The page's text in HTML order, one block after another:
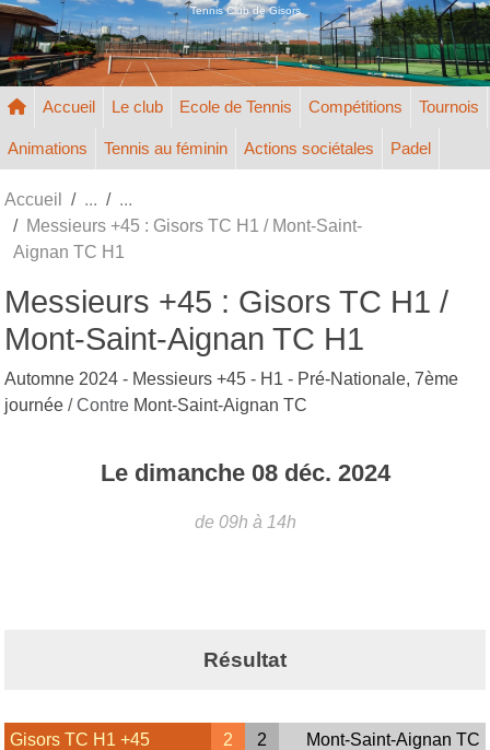
Tennis Club de Gisors
Accueil Le club Ecole de Tennis Compétitions Tournois
Animations Tennis au féminin Actions sociétales Padel
Accueil
Messieurs +45 : Gisors TC H1 / Mont-Saint-
Aignan TC H1
Messieurs +45 : Gisors TC H1 /
Mont-Saint-Aignan TC H1
Automne 2024 - Messieurs +45 - H1 - Pré-Nationale, 7ème
journée / Contre Mont-Saint-Aignan TC
Le dimanche 08 déc. 2024
de 09h à 14h
Résultat
Gisors TC H1 +45 2 2
Mont-Saint-Aignan TC
Panneau de gestion des cookies